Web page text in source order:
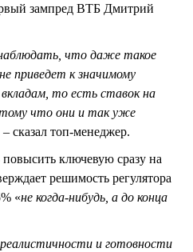
зампред ВТБ Дмитрий
что даже такое
приведет к значимому
то есть ставок на
что они и так уже
– сказал топ-менеджер.
ключевую сразу на
решимость регулятора
«не когда-нибудь, а до конца
и готовности